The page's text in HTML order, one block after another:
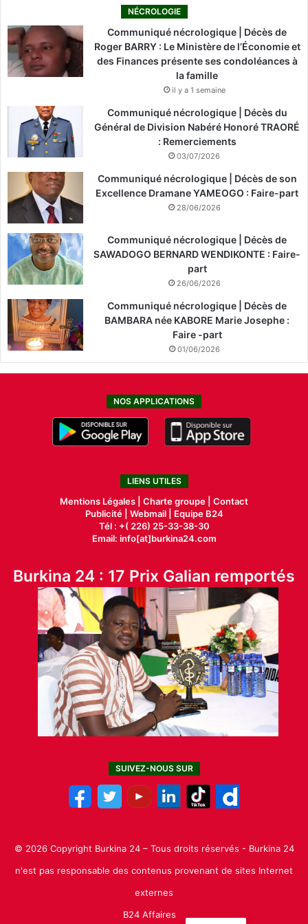
NÉCROLOGIE
Communiqué nécrologique | Décès de
Roger BARRY : Le Ministère de l’Économie et
des Finances présente ses condoléances à
la famille
il y a 1 semaine
Communiqué nécrologique | Décès du
Général de Division Nabéré Honoré TRAORÉ
: Remerciements
03/07/2026
Communiqué nécrologique | Décès de son
Excellence Dramane YAMEOGO : Faire-part
28/06/2026
Communiqué nécrologique | Décès de
SAWADOGO BERNARD WENDIKONTE : Faire-
part
26/06/2026
Communiqué nécrologique | Décès de
BAMBARA née KABORE Marie Josephe :
Faire -part
01/06/2026
NOS APPLICATIONS
LIENS UTILES
Mentions Légales | Charte groupe | Contact
Publicité| Webmail |
Equipe B24
Tél : +( 226) 25-33-38-30
Email: info[at]burkina24.com
Burkina 24 : 17 Prix Galian remportés
SUIVEZ-NOUS SUR
© 2026 Copyright Burkina 24 – Tous droits réservés - Burkina 24
n'est pas responsable des contenus provenant de sites Internet
externes
B24 Affaires